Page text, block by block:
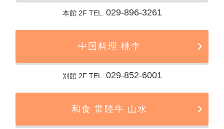
本館 2F TEL. 029-896-3261
中国料理 桃李
別館 2F TEL. 029-852-6001
和食 常陸牛 山水